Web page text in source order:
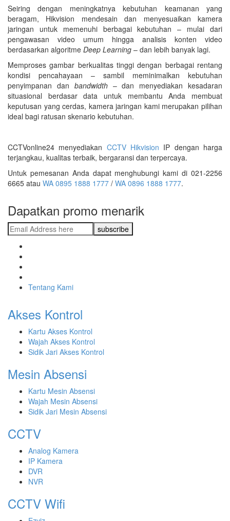
Seiring dengan meningkatnya kebutuhan keamanan yang
beragam, Hikvision mendesain dan menyesuaikan kamera
jaringan untuk memenuhi berbagai kebutuhan – mulai dari
pengawasan video umum hingga analisis konten video
berdasarkan algoritme Deep Learning – dan lebih banyak lagi.
Memproses gambar berkualitas tinggi dengan berbagai rentang
kondisi pencahayaan – sambil meminimalkan kebutuhan
penyimpanan dan bandwidth– dan menyediakan kesadaran
situasional berdasar data untuk membantu Anda membuat
keputusan yang cerdas, kamera jaringan kami merupakan pilihan
ideal bagi ratusan skenario kebutuhan.
CCTVonline24 menyediakan CCTV Hikvision IP dengan harga
terjangkau, kualitas terbaik, bergaransi dan terpercaya.
Untuk pemesanan Anda dapat menghubungi kami di 021-2256
6665 atau WA 0895 1888 1777 / WA 0896 1888 1777.
Dapatkan promo menarik
Tentang Kami
Akses Kontrol
Kartu Akses Kontrol
Wajah Akses Kontrol
Sidik Jari Akses Kontrol
Mesin Absensi
Kartu Mesin Absensi
Wajah Mesin Absensi
Sidik Jari Mesin Absensi
CCTV
Analog Kamera
IP Kamera
DVR
NVR
CCTV Wifi